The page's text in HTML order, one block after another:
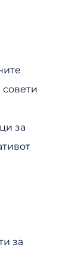
за
за